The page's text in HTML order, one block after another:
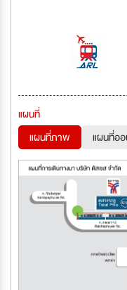
แผนที่
แผนที่ภาพ
แผนที่อ